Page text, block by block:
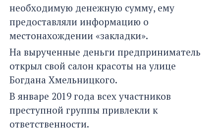
необходимую денежную сумму, ему
предоставляли информацию о
местонахождении «закладки».
На вырученные деньги предприниматель
открыл свой салон красоты на улице
Богдана Хмельницкого.
В январе 2019 года всех участников
преступной группы привлекли к
ответственности.